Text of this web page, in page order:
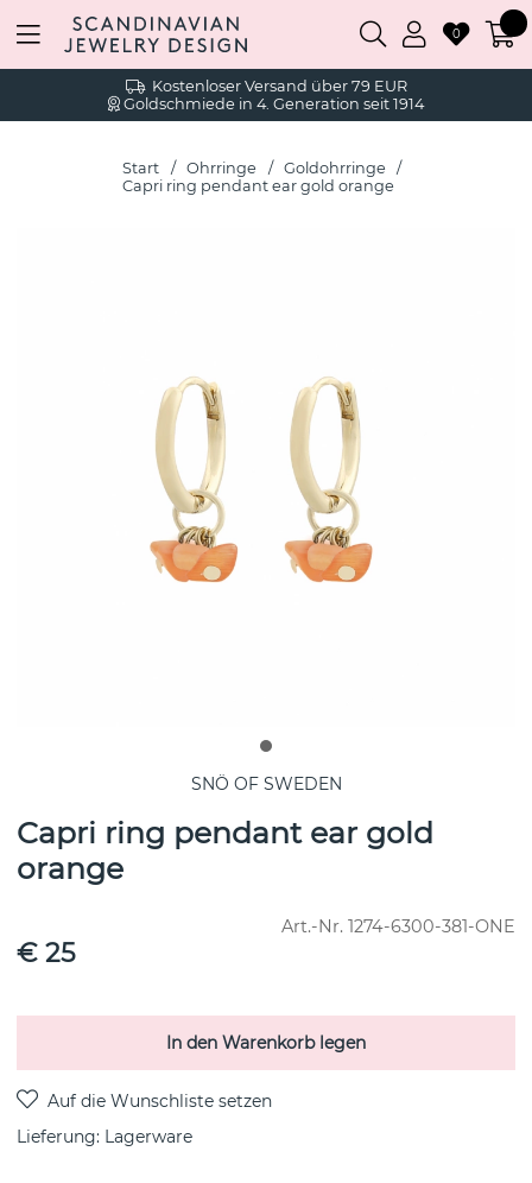
Kostenloser Versand über 79 EUR
Goldschmiede in 4. Generation seit 1914
0
Start Ohrringe
Goldohrringe
Capri ring pendant ear gold orange
SNÖ OF SWEDEN
Capri ring pendant ear gold
orange
Art.-Nr. 1274-6300-381-ONE
€ 25
In den Warenkorb legen
Lieferung: Lagerware